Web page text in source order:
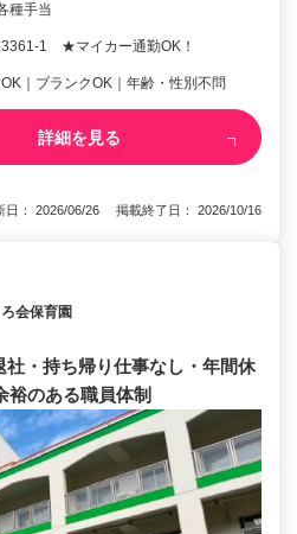
種手当
★マイカー通勤OK！
｜ブランクOK｜年齢・性別不問
詳細を見る
日： 2026/06/26 掲載終了日： 2026/10/16
会保育園
社・持ち帰り仕事なし・年間休
裕のある職員体制